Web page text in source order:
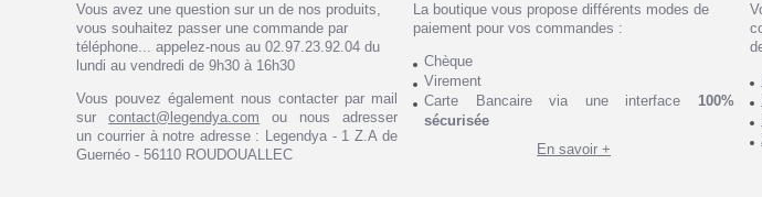
Vous avez une question sur un de nos produits,
vous souhaitez passer une commande par
téléphone... appelez-nous au 02.97.23.92.04 du
lundi au vendredi de 9h30 à 16h30
Vous pouvez également nous contacter par mail
surcontact@legendya.com ou nous adresser
un courrier à notre adresse : Legendya - 1 Z.A de
Guernéo - 56110 ROUDOUALLEC
La boutique vous propose différents modes de
paiement pour vos commandes :
Chèque
Virement
Carte Bancaire via une interface 100%
sécurisée
En savoir +